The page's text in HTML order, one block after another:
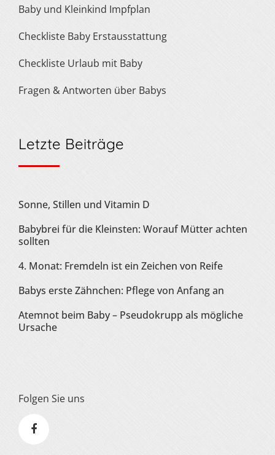
Baby und Kleinkind Impfplan
Checkliste Baby Erstausstattung
Checkliste Urlaub mit Baby
Fragen & Antworten über Babys
Letzte Beiträge
Sonne, Stillen und Vitamin D
Babybrei für die Kleinsten: Worauf Mütter achten
sollten
4. Monat: Fremdeln ist ein Zeichen von Reife
Babys erste Zähnchen: Pflege von Anfang an
Atemnot beim Baby – Pseudokrupp als mögliche
Ursache
Folgen Sie uns